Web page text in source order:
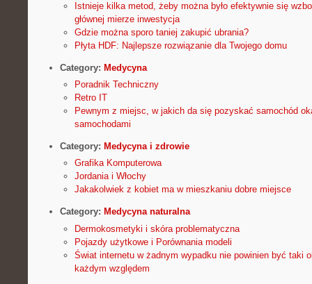
Istnieje kilka metod, żeby można było efektywnie się
głównej mierze inwestycja
Gdzie można sporo taniej zakupić ubrania?
Płyta HDF: Najlepsze rozwiązanie dla Twojego domu
Category: Medycyna
Poradnik Techniczny
Retro IT
Pewnym z miejsc, w jakich da się pozyskać samochód
samochodami
Category: Medycyna i zdrowie
Grafika Komputerowa
Jordania i Włochy
Jakakolwiek z kobiet ma w mieszkaniu dobre miejsce
Category: Medycyna naturalna
Dermokosmetyki i skóra problematyczna
Pojazdy użytkowe i Porównania modeli
Świat internetu w żadnym wypadku nie powinien być taki
każdym względem